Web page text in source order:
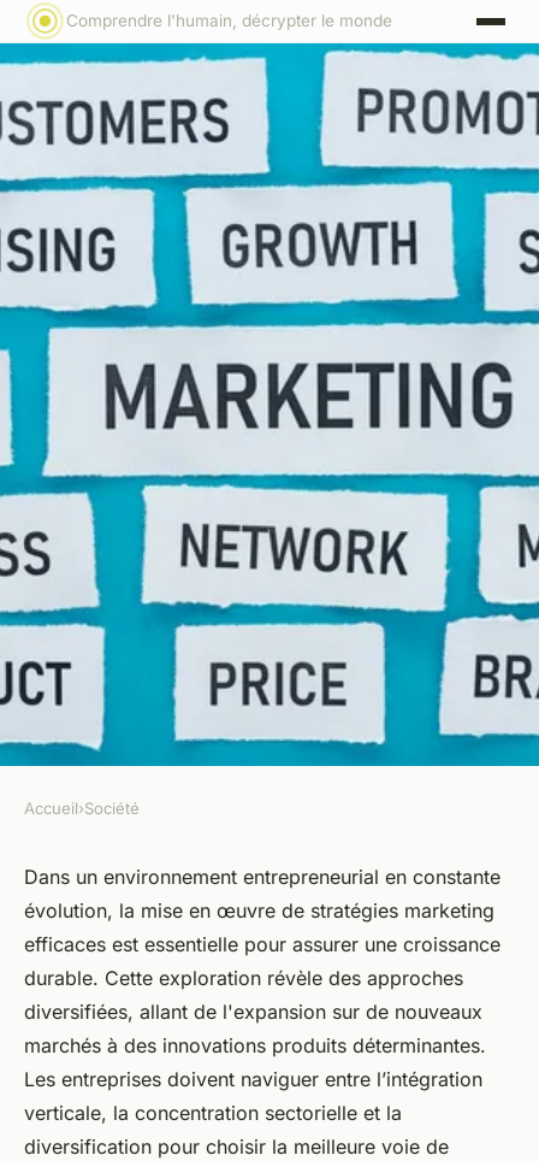
Comprendre l'humain, décrypter le monde
Les stratégies marketing qui
propulsent votre croissance
Maxence •2 janvier 2025•3 min de lecture
Accueil›Société
Dans un environnement entrepreneurial en constante
évolution, la mise en œuvre de stratégies marketing
efficaces est essentielle pour assurer une croissance
durable. Cette exploration révèle des approches
diversifiées, allant de l'expansion sur de nouveaux
marchés à des innovations produits déterminantes.
Les entreprises doivent naviguer entre l’intégration
verticale, la concentration sectorielle et la
diversification pour choisir la meilleure voie de